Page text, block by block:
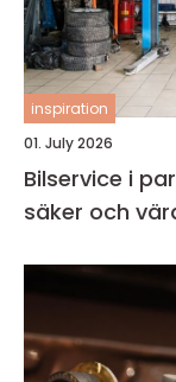
inspiration
01. July 2026
Bilservice i partille så håller du
säker och